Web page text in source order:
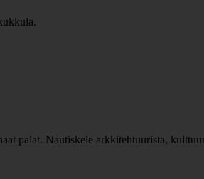
palat. Nautiskele arkkitehtuurista,